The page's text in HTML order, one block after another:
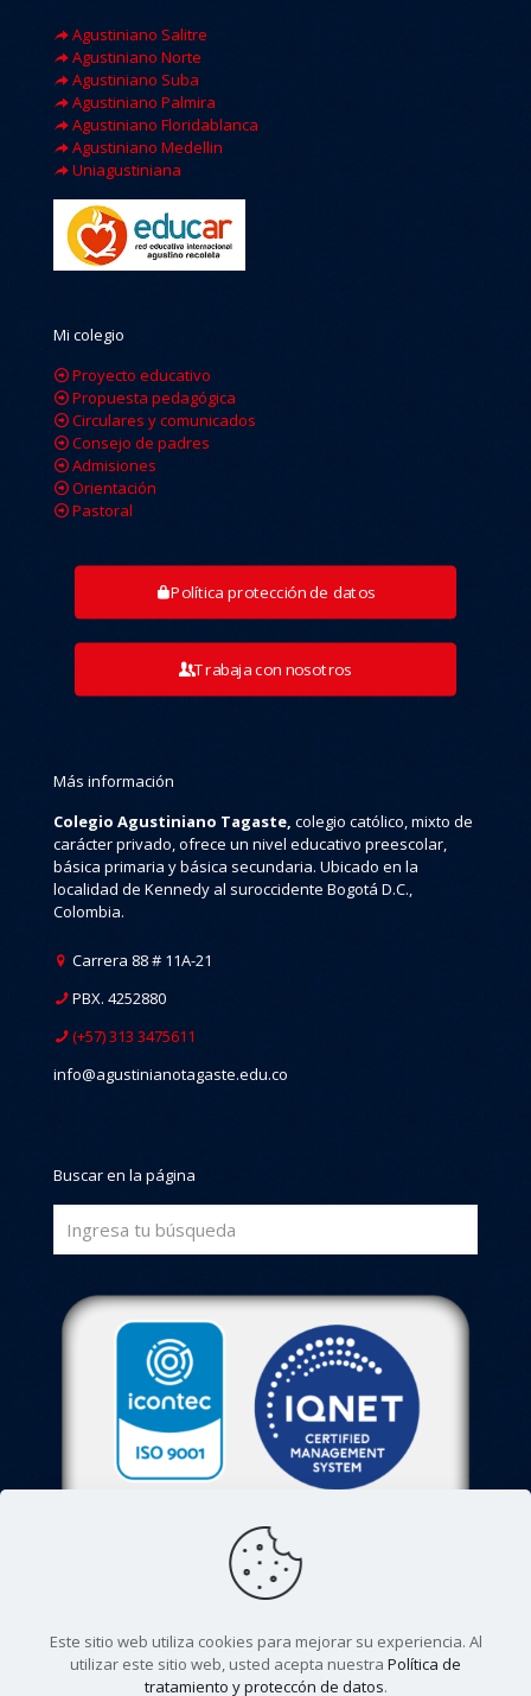
Agustiniano Salitre
Agustiniano Norte
Agustiniano Suba
Agustiniano Palmira
Agustiniano Floridablanca
Agustiniano Medellin
Uniagustiniana
Mi colegio
Proyecto educativo
Propuesta pedagógica
Circulares y comunicados
Consejo de padres
Admisiones
Orientación
Pastoral
Política protección de datos
Trabaja con nosotros
Más información
Colegio Agustiniano Tagaste, colegio católico, mixto de
carácter privado, ofrece un nivel educativo preescolar,
básica primaria y básica secundaria. Ubicado en la
localidad de Kennedy al suroccidente Bogotá D.C.,
Colombia.
Carrera 88 # 11A-21
PBX. 4252880
(+57) 313 3475611
info@agustinianotagaste.edu.co
Buscar en la página
Este sitio web utiliza cookies para mejorar su experiencia. Al
utilizar este sitio web, usted acepta nuestra Política de
tratamiento y proteccón de datos.